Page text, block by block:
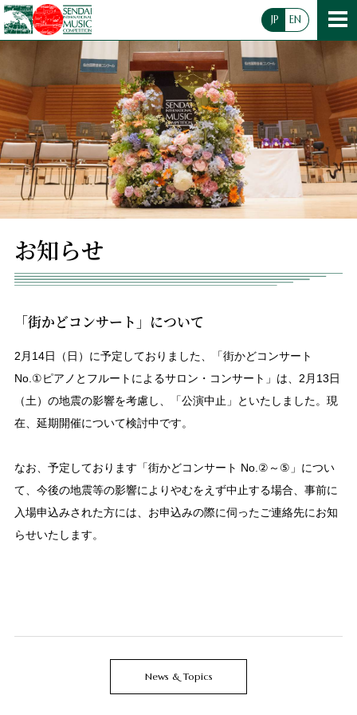
JP EN
お知らせ
「街かどコンサート」について
2月14日（日）に予定しておりました、「街かどコンサート
No.①ピアノとフルートによるサロン・コンサート」は、2月13日
（土）の地震の影響を考慮し、「公演中止」といたしました。現
在、延期開催について検討中です。
なお、予定しております「街かどコンサート No.②～⑤」につい
て、今後の地震等の影響によりやむをえず中止する場合、事前に
入場申込みされた方には、お申込みの際に伺ったご連絡先にお知
らせいたします。
News & Topics